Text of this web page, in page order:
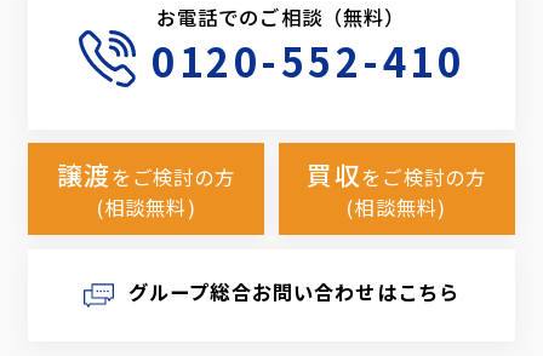
お電話でのご相談（無料）
0120-552-410
譲渡をご検討の方
(相談無料)
買収をご検討の方
(相談無料)
グループ総合お問い合わせはこちら